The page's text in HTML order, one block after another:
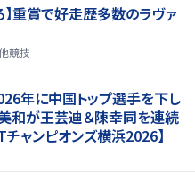
】重賞で好走歴多数のラヴァ
競技
年に中国トップ選手を下し
和が王芸迪＆陳幸同を連続
ャンピオンズ横浜2026】